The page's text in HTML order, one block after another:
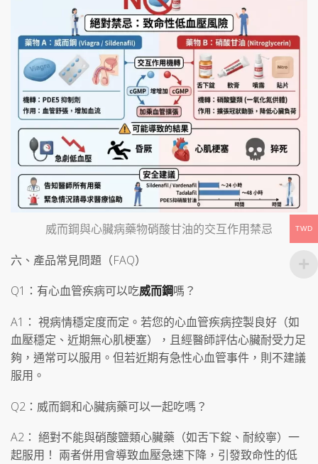
威而鋼與心臟病藥物硝酸甘油的交互作用禁忌
六、產品常見問題（FAQ）
Q1：有心血管疾病可以吃威而鋼嗎？
A1： 視病情穩定度而定。若您的心血管疾病控製良好（如
血壓穩定、近期無心肌梗塞），且經醫師評估心臟耐受力足
夠，通常可以服用。但若近期有急性心血管事件，則不建議
服用。
Q2：威而鋼和心臟病藥可以一起吃嗎？
A2： 絕對不能與硝酸鹽類心臟藥（如舌下錠、耐絞寧）一
起服用！ 兩者併用會導致血壓急速下降，引發致命性的低
TWD